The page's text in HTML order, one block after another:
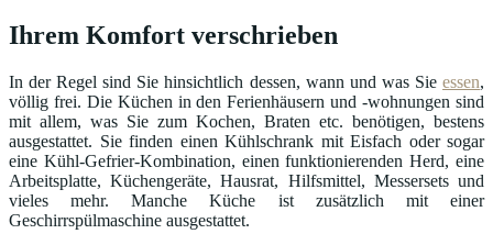
Ihrem Komfort verschrieben
In der Regel sind Sie hinsichtlich dessen, wann und was Sie essen,
völlig frei. Die Küchen in den Ferienhäusern und -wohnungen sind
mit allem, was Sie zum Kochen, Braten etc. benötigen, bestens
ausgestattet. Sie finden einen Kühlschrank mit Eisfach oder sogar
eine Kühl-Gefrier-Kombination, einen funktionierenden Herd, eine
Arbeitsplatte, Küchengeräte, Hausrat, Hilfsmittel, Messersets und
vieles mehr. Manche Küche ist zusätzlich mit einer
Geschirrspülmaschine ausgestattet.